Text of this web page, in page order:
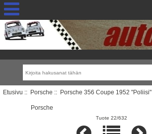
Etusivu :: Porsche :: Porsche 356 Coupe 1952 "Poliisi"
Porsche
Tuote 22/632